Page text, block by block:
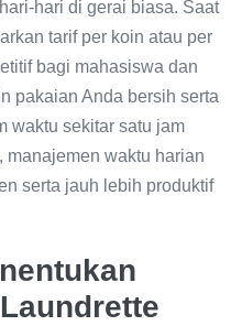
hari di gerai biasa. Saat
tarif per koin atau per
bagi mahasiswa dan
pakaian Anda bersih serta
waktu sekitar satu jam
waktu harian
serta jauh lebih produktif